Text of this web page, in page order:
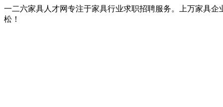
一二六家具人才网专注于家具行业求职招聘服务。上万家具
松！